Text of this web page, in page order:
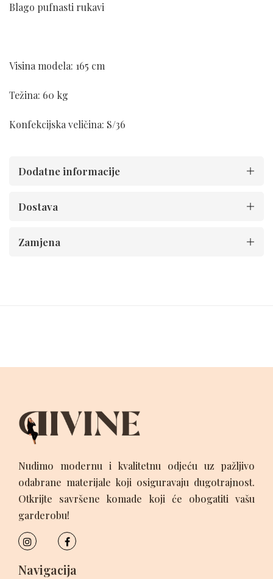
Blago pufnasti rukavi
Visina modela: 165 cm
Težina: 60 kg
Konfekcijska veličina: S/36
Dodatne informacije
Dostava
Zamjena
Nudimo modernu i kvalitetnu odjeću uz pažljivo
odabrane materijale koji osiguravaju dugotrajnost.
Otkrijte savršene komade koji će obogatiti vašu
garderobu!
Navigacija